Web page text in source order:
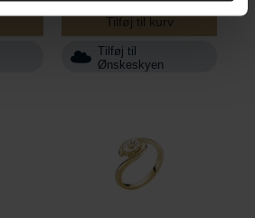
Tilføj til kurv
Tilføj til
Ønskeskyen